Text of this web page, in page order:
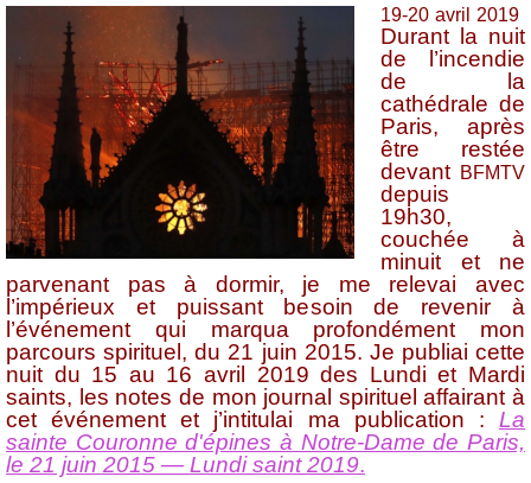
19-20 avril 2019
Durant la nuit
de l’incendie
de la
cathédrale de
Paris, après
être restée
devant BFMTV
depuis
19h30,
couchée à
minuit et ne
parvenant pas à dormir, je me relevai avec
l’impérieux et puissant besoin de revenir à
l’événement qui marqua profondément mon
parcours spirituel, du 21 juin 2015. Je publiai cette
nuit du 15 au 16 avril 2019 des Lundi et Mardi
saints, les notes de mon journal spirituel affairant à
cet événement et j’intitulai ma publication : La
sainte Couronne d'épines à Notre-Dame de Paris,
le 21 juin 2015 — Lundi saint 2019.